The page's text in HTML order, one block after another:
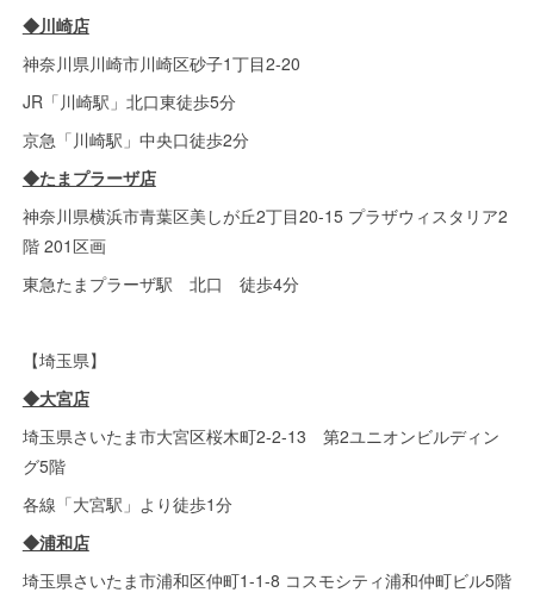
◆川崎店
神奈川県川崎市川崎区砂子1丁目2-20
JR「川崎駅」北口東徒歩5分
京急「川崎駅」中央口徒歩2分
◆たまプラーザ店
神奈川県横浜市青葉区美しが丘2丁目20-15 プラザウィスタリア2
階 201区画
東急たまプラーザ駅 北口 徒歩4分
【埼玉県】
◆大宮店
埼玉県さいたま市大宮区桜木町2-2-13 第2ユニオンビルディン
グ5階
各線「大宮駅」より徒歩1分
◆浦和店
埼玉県さいたま市浦和区仲町1-1-8 コスモシティ浦和仲町ビル5階